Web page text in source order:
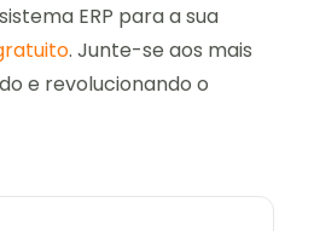
ERP para a sua
. Junte-se aos mais
e revolucionando o